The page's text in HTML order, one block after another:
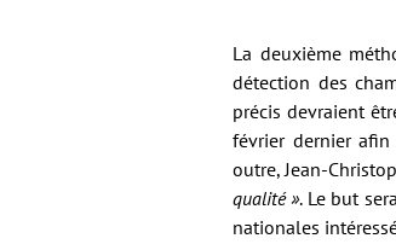
La deuxième
détection des
précis devraient
février dernier
outre, Jean-
qualité ». Le but
nationales